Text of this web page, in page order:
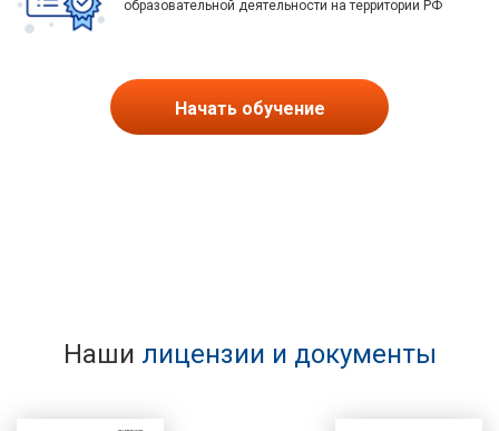
образовательной деятельности на территории РФ
Начать обучение
Наши лицензии и документы